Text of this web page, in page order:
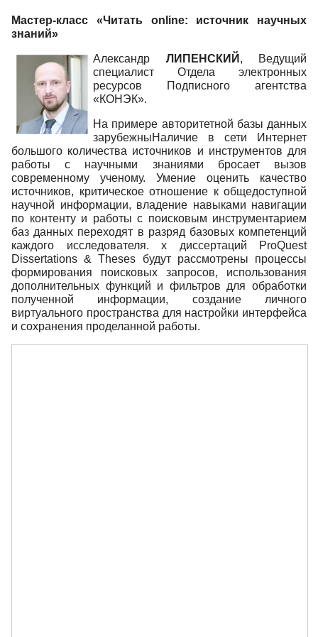
Мастер-класс «Читать online: источник научных
знаний»
Александр ЛИПЕНСКИЙ , Ведущий
специалист Отдела электронных
ресурсов Подписного агентства
«КОНЭК».
На примере авторитетной базы данных
зарубежныНаличие в сети Интернет
большого количества источников и инструментов для
работы с научными знаниями бросает вызов
современному ученому. Умение оценить качество
источников, критическое отношение к общедоступной
научной информации, владение навыками навигации
по контенту и работы с поисковым инструментарием
баз данных переходят в разряд базовых компетенций
каждого исследователя. х диссертаций ProQuest
Dissertations & Theses будут рассмотрены процессы
формирования поисковых запросов, использования
дополнительных функций и фильтров для обработки
полученной информации, создание личного
виртуального пространства для настройки интерфейса
и сохранения проделанной работы.